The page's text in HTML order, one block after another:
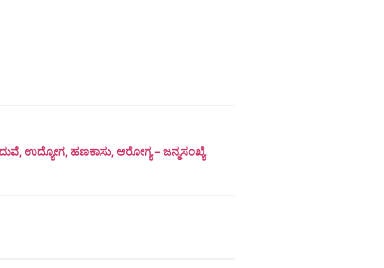
ಉದ್ಯೋಗ, ಹಣಕಾಸು, ಆರೋಗ್ಯ – ಜನ್ಮಸಂಖ್ಯೆ